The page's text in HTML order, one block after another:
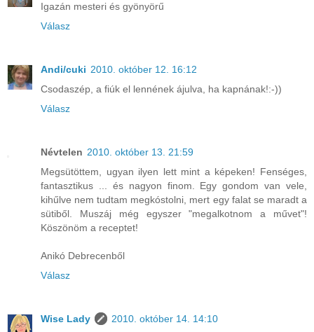
Igazán mesteri és gyönyörű
Válasz
Andi/cuki 2010. október 12. 16:12
Csodaszép, a fiúk el lennének ájulva, ha kapnának!:-))
Válasz
Névtelen 2010. október 13. 21:59
Megsütöttem, ugyan ilyen lett mint a képeken! Fenséges,
fantasztikus ... és nagyon finom. Egy gondom van vele,
kihűlve nem tudtam megkóstolni, mert egy falat se maradt a
sütiből. Muszáj még egyszer "megalkotnom a művet"!
Köszönöm a receptet!
Anikó Debrecenből
Válasz
Wise Lady
2010. október 14. 14:10